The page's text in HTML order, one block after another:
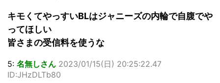
キモくてやっすいBLはジャニーズの内輪で自腹でや
ってほしい
皆さまの受信料を使うな
5: 名無しさん 2023/01/15(日) 20:25:22.47
ID:JHzDLTb80